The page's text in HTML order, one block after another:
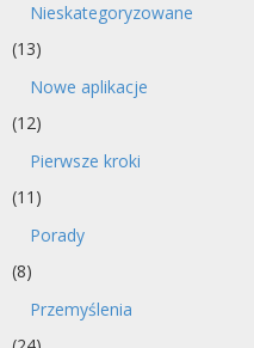
Nieskategoryzowane
(13)
Nowe aplikacje
(12)
Pierwsze kroki
(11)
Porady
(8)
Przemyślenia